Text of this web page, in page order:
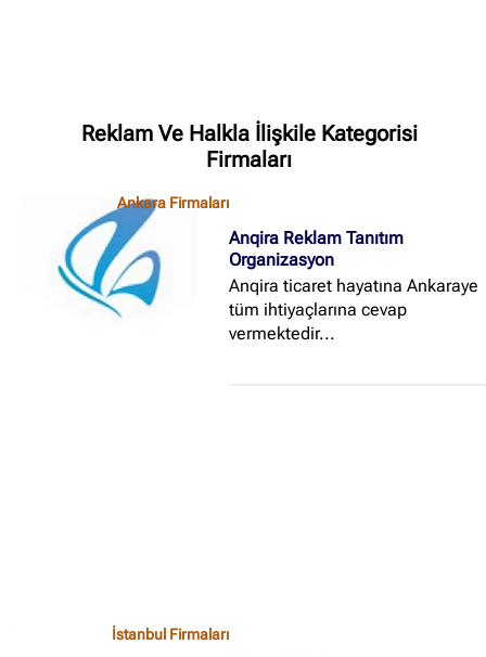
Reklam Ve Halkla İlişkile Kategorisi
Firmaları
Ankara Firmaları
Anqira Reklam Tanıtım
Organizasyon
Anqira ticaret hayatına Ankaraye
tüm ihtiyaçlarına cevap
vermektedir...
İstanbul Firmaları
İçerik grupları
Ankara Firmaları (672)
İstanbul Firmaları(388)
İzmir Firmaları(178)